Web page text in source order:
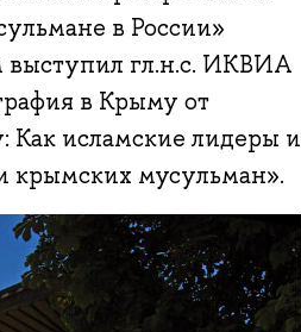
в России»
выступил гл.н.с. ИКВИА
в Крыму от
Как исламские лидеры и
крымских мусульман».